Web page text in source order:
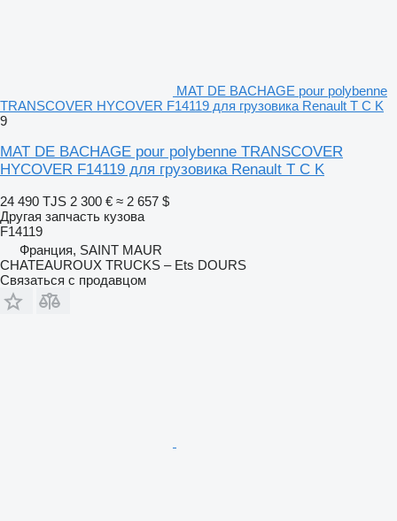
MAT DE BACHAGE pour polybenne
TRANSCOVER HYCOVER F14119 для грузовика Renault T C K
9
MAT DE BACHAGE pour polybenne TRANSCOVER
HYCOVER F14119 для грузовика Renault T C K
24 490 TJS 2 300 € ≈ 2 657 $
Другая запчасть кузова
F14119
Франция, SAINT MAUR
CHATEAUROUX TRUCKS – Ets DOURS
Связаться с продавцом